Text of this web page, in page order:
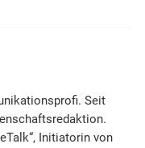
Seit
Initiatorin von